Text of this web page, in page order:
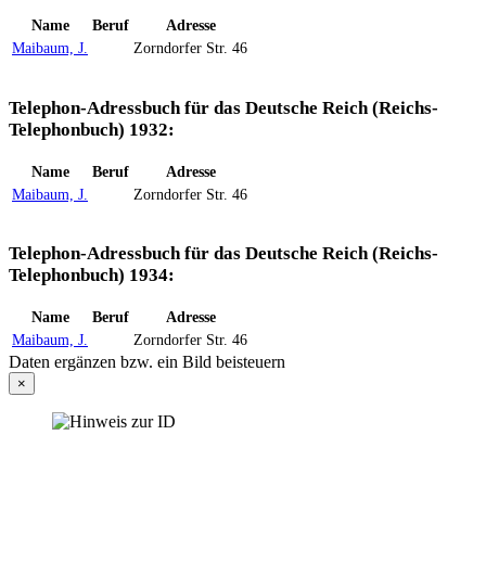
Name Beruf
Adresse
Maibaum, J.
Zorndorfer Str. 46
Telephon-Adressbuch für das Deutsche Reich (Reichs-
Telephonbuch) 1932:
Name Beruf
Adresse
Maibaum, J.
Zorndorfer Str. 46
Telephon-Adressbuch für das Deutsche Reich (Reichs-
Telephonbuch) 1934:
Name Beruf
Adresse
Maibaum, J.
Zorndorfer Str. 46
Daten ergänzen bzw. ein Bild beisteuern
×